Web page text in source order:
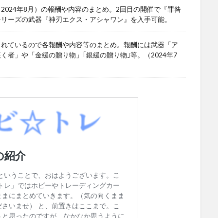
年8月）の報酬や内容のまとめ。2回目の開催で『罪咎
ーズの武器『神刃エクス・アシャワン』を入手可能。
ているので各報酬や内容等のまとめ。報酬には武器「ア
者」や「金緩の贈り物」｢銀緩の贈り物｣等。（2024年7